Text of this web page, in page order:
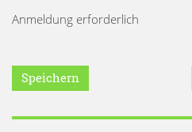
Anmeldung erforderlich
Speichern